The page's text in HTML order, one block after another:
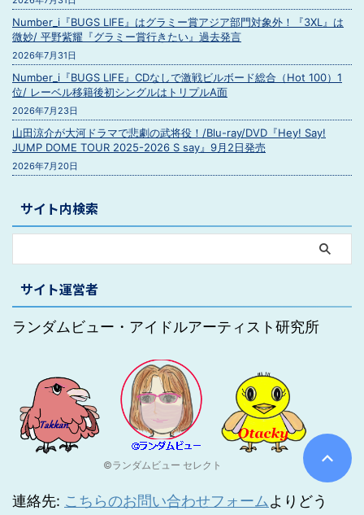
Number_i『BUGS LIFE』はグラミー賞アジア部門対象外！『3XL』は
微妙/ 平野紫耀『グラミー賞行きたい』過去発言
2026年7月31日
Number_i『BUGS LIFE』CDなしで激戦ビルボード総合（Hot 100）1
位/ レーベル移籍後初シングルはトリプルA面
2026年7月23日
山田涼介が大河ドラマで悲劇の武将役！/Blu-ray/DVD『Hey! Say!
JUMP DOME TOUR 2025-2026 S say』9月2日発売
2026年7月20日
サイト内検索
サイト運営者
ランダムビュー・アイドルアーティスト研究所
©ランダムビュー セレクト
連絡先: こちらのお問い合わせフォームよりどう